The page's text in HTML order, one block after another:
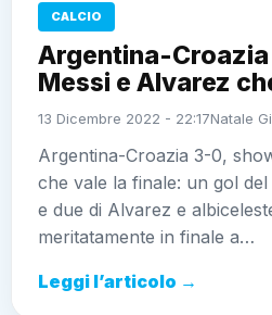
CALCIO
Argentina-
Messi e Alvarez
13 Dicembre 2022 - 22:17Natale
Argentina-Croazia 3-0,
che vale la finale: un gol
e due di Alvarez e
meritatamente in finale a…
Leggi l’articolo →